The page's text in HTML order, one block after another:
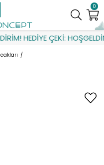
HEDİYE ÇEKİ: HOŞGELDİN
0